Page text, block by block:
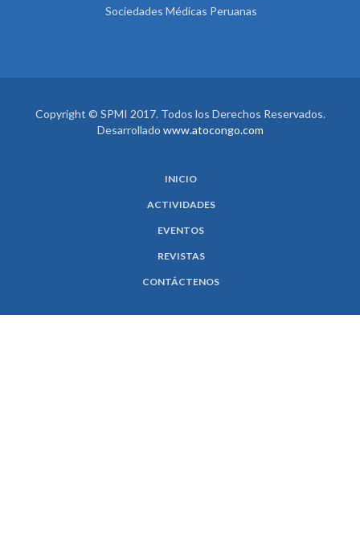
Sociedades Médicas Peruanas
Copyright © SPMI 2017. Todos los Derechos Reservados.
Desarrollado www.atocongo.com
INICIO
ACTIVIDADES
EVENTOS
REVISTAS
CONTÁCTENOS